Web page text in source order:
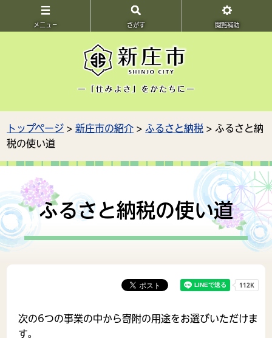
メニュ－ さがす 閲覧補助
トップページ >新庄市の紹介 > ふるさと納税 > ふるさと納
税の使い道
ふるさと納税の使い道
次の6つの事業の中から寄附の用途をお選びいただけま
す。